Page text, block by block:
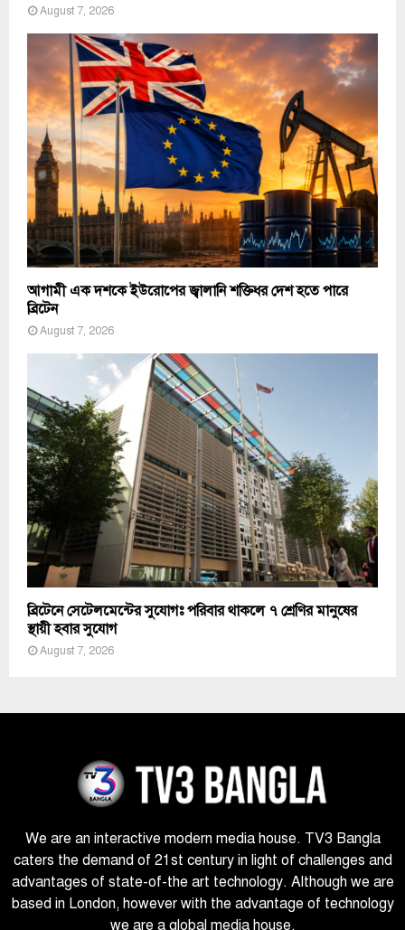
August 7, 2026
আগামী এক দশকে ইউরোপের জ্বালানি শক্তিধর দেশ হতে পারে
ব্রিটেন
August 7, 2026
ব্রিটেনে সেটেলমেন্টের সুযোগঃ পরিবার থাকলে ৭ শ্রেণির মানুষের
স্থায়ী হবার সুযোগ
August 7, 2026
We are an interactive modern media house. TV3 Bangla
caters the demand of 21st century in light of challenges and
advantages of state-of-the art technology. Although we are
based in London, however with the advantage of technology
we are a global media house.